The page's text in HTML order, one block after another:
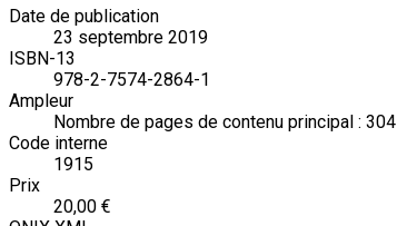
Date de publication
23 septembre 2019
ISBN-13
978-2-7574-2864-1
Ampleur
Nombre de pages de contenu principal : 304
Code interne
1915
Prix
20,00 €